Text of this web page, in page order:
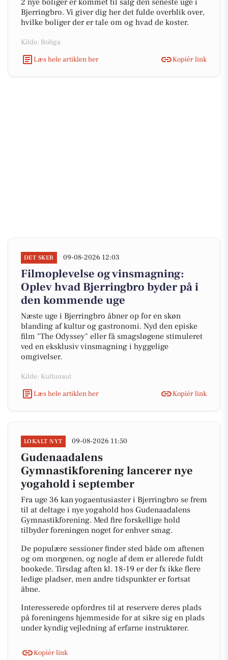
2 nye boliger er kommet til salg den seneste uge i
Bjerringbro. Vi giver dig her det fulde overblik over,
hvilke boliger der er tale om og hvad de koster.
Kilde: Boliga
Læs hele artiklen her
Kopiér link
DET SKER 09-08-2026 12:03
Filmoplevelse og vinsmagning:
Oplev hvad Bjerringbro byder på i
den kommende uge
Næste uge i Bjerringbro åbner op for en skøn
blanding af kultur og gastronomi. Nyd den episke
film "The Odyssey" eller få smagsløgene stimuleret
ved en eksklusiv vinsmagning i hyggelige
omgivelser.
Kilde: Kultunaut
Læs hele artiklen her
Kopiér link
LOKALT NYT 09-08-2026 11:50
Gudenaadalens
Gymnastikforening lancerer nye
yogahold i september
Fra uge 36 kan yogaentusiaster i Bjerringbro se frem
til at deltage i nye yogahold hos Gudenaadalens
Gymnastikforening. Med fire forskellige hold
tilbyder foreningen noget for enhver smag.
De populære sessioner finder sted både om aftenen
og om morgenen, og nogle af dem er allerede fuldt
bookede. Tirsdag aften kl. 18-19 er der fx ikke flere
ledige pladser, men andre tidspunkter er fortsat
åbne.
Interesserede opfordres til at reservere deres plads
på foreningens hjemmeside for at sikre sig en plads
under kyndig vejledning af erfarne instruktører.
Kopiér link